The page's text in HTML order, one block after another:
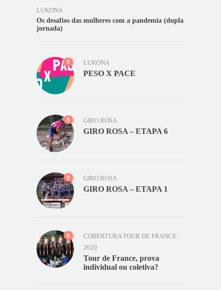
LUKONA
Os desafios das mulheres com a pandemia (dupla
jornada)
0 LUKONA
PESO X PACE
0 GIRO ROSA
GIRO ROSA – ETAPA 6
0 GIRO ROSA
GIRO ROSA – ETAPA 1
0
COBERTURA TOUR DE FRANCE
2020
Tour de France, prova
individual ou coletiva?